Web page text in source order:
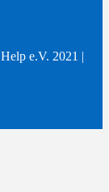
e.V. 2021 |